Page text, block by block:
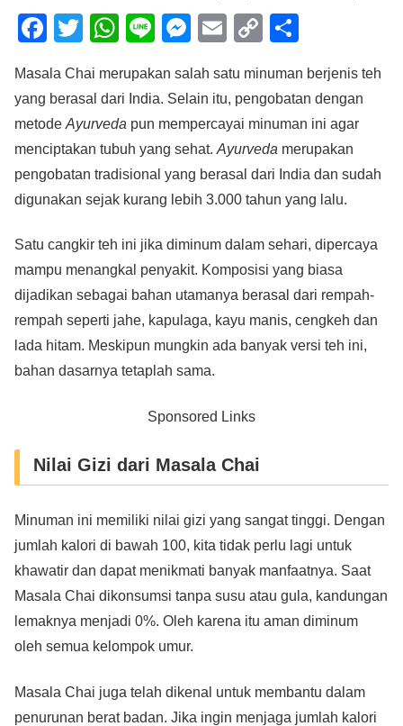
F
c
e
b
o
o
T
tt
er
W
at
s
A
p
p
Li
e
M
ss
e
n
g
er
E
ail
C
p
y
Li
n
k
ar
e
Masala Chai merupakan salah satu minuman berjenis teh
yang berasal dari India. Selain itu, pengobatan dengan
metode Ayurveda pun mempercayai minuman ini agar
menciptakan tubuh yang sehat. Ayurveda merupakan
pengobatan tradisional yang berasal dari India dan sudah
digunakan sejak kurang lebih 3.000 tahun yang lalu.
Satu cangkir teh ini jika diminum dalam sehari, dipercaya
mampu menangkal penyakit. Komposisi yang biasa
dijadikan sebagai bahan utamanya berasal dari rempah-
rempah seperti jahe, kapulaga, kayu manis, cengkeh dan
lada hitam. Meskipun mungkin ada banyak versi teh ini,
bahan dasarnya tetaplah sama.
Sponsored Links
Nilai Gizi dari Masala Chai
Minuman ini memiliki nilai gizi yang sangat tinggi. Dengan
jumlah kalori di bawah 100, kita tidak perlu lagi untuk
khawatir dan dapat menikmati banyak manfaatnya. Saat
Masala Chai dikonsumsi tanpa susu atau gula, kandungan
lemaknya menjadi 0%. Oleh karena itu aman diminum
oleh semua kelompok umur.
Masala Chai juga telah dikenal untuk membantu dalam
penurunan berat badan. Jika ingin menjaga jumlah kalori